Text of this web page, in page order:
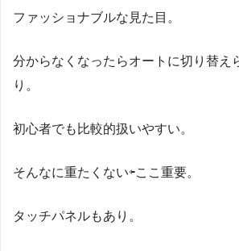
ファッショナブルな見た目。
分からなくなったらオートに切り替え
り。
初心者でも比較的扱いやすい。
そんなに重たくない⇦ここ重要。
タッチパネルもあり。